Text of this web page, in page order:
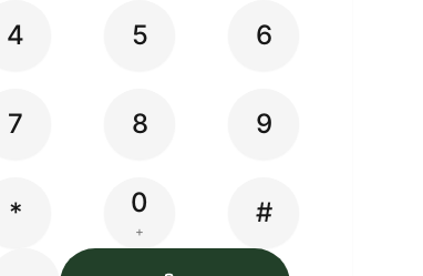
4 5 6
7 8 9
* 0
+
#